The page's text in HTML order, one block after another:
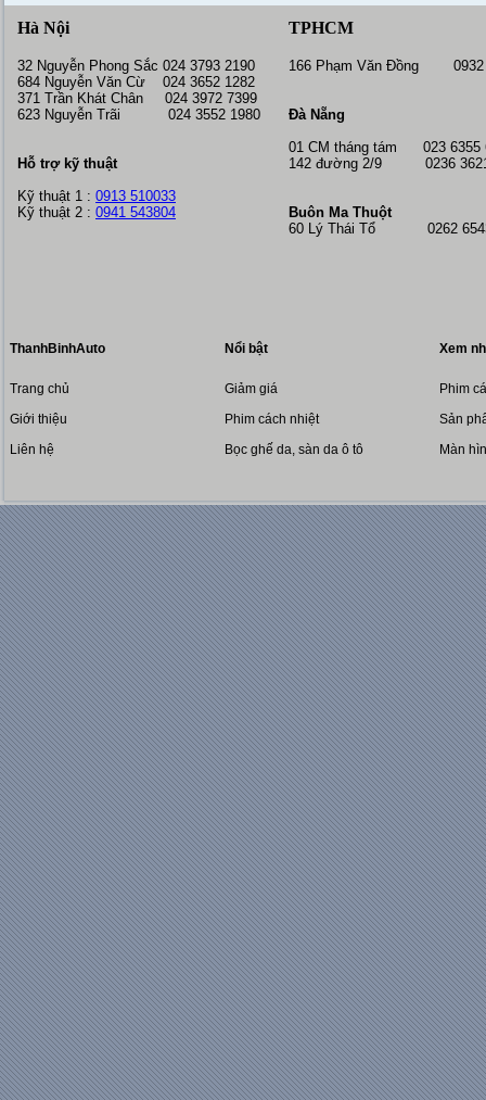
Hà Nội
32 Nguyễn Phong Sắc 024 3793 2190
684 Nguyễn Văn Cừ 024 3652 1282
371 Trần Khát Chân 024 3972 7399
623 Nguyễn Trãi 024 3552 1980
Hỗ trợ kỹ thuật
Kỹ thuật 1 : 0913 510033
Kỹ thuật 2 : 0941 543804
TPHCM
166 Phạm Văn Đồng 0932
Đà Nẵng
01 CM tháng tám 023 6355
142 đường 2/9 0236
Buôn Ma Thuột
60 Lý Thái Tổ 0262
ThanhBinhAuto
Trang chủ
Giới thiệu
Liên hệ
Nổi bật
Giảm giá
Phim cách nhiệt
Bọc ghế da, sàn da ô tô
Xem
Phim
Sản
Màn